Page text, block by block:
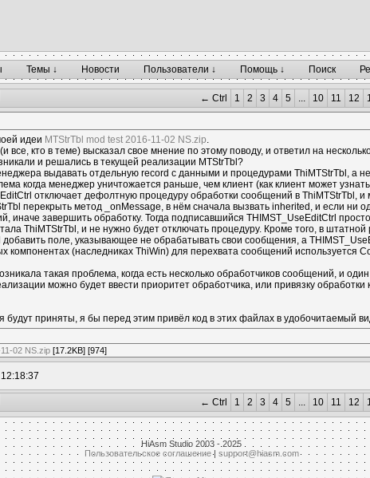
Темы ↓ Новости Пользователи ↓ Помощь ↓ Поиск
← Ctrl 1 2 3 4 5 ... 10 11 12
идеи MTStrTbl mod test 2016-11-02 NS.zip.
(и все, кто в теме) высказал свое мнение по этому поводу, и ответил на
и решались в текущей реализации MTStrTbl?
выдавать отдельную record с данными и процедурами ThiMTStrTbl, а
когда менеджер уничтожается раньше, чем клиент (как клиент может
отключает дефолтную процедуру обработки сообщений в ThiMTStrTbl,
перекрыть метод _onMessage, в нём сначала вызвать inherited, и если ни
иначе завершить обработку. Тогда подписавшийся THIMST_UseEditCtrl
ThiMTStrTbl, и не нужно будет отключать процедуру. Кроме того, в
добавить поле, указывающее не обрабатывать свои сообщения, а
компонентах (наследниках ThiWin) для перехвата сообщений используется
такая проблема, когда есть несколько обработчиков сообщений, и
можно будет ввести приоритет обработчика, или привязку
будут приняты, я бы перед этим привёл код в этих файлах в удобочитаемый
02 NS.zip [17.2KB] [974]
← Ctrl 1 2 3 4 5 ... 10 11 12
HiAsm Studio 2003 - 2025
Пользовательское соглашение| support@hiasm.com